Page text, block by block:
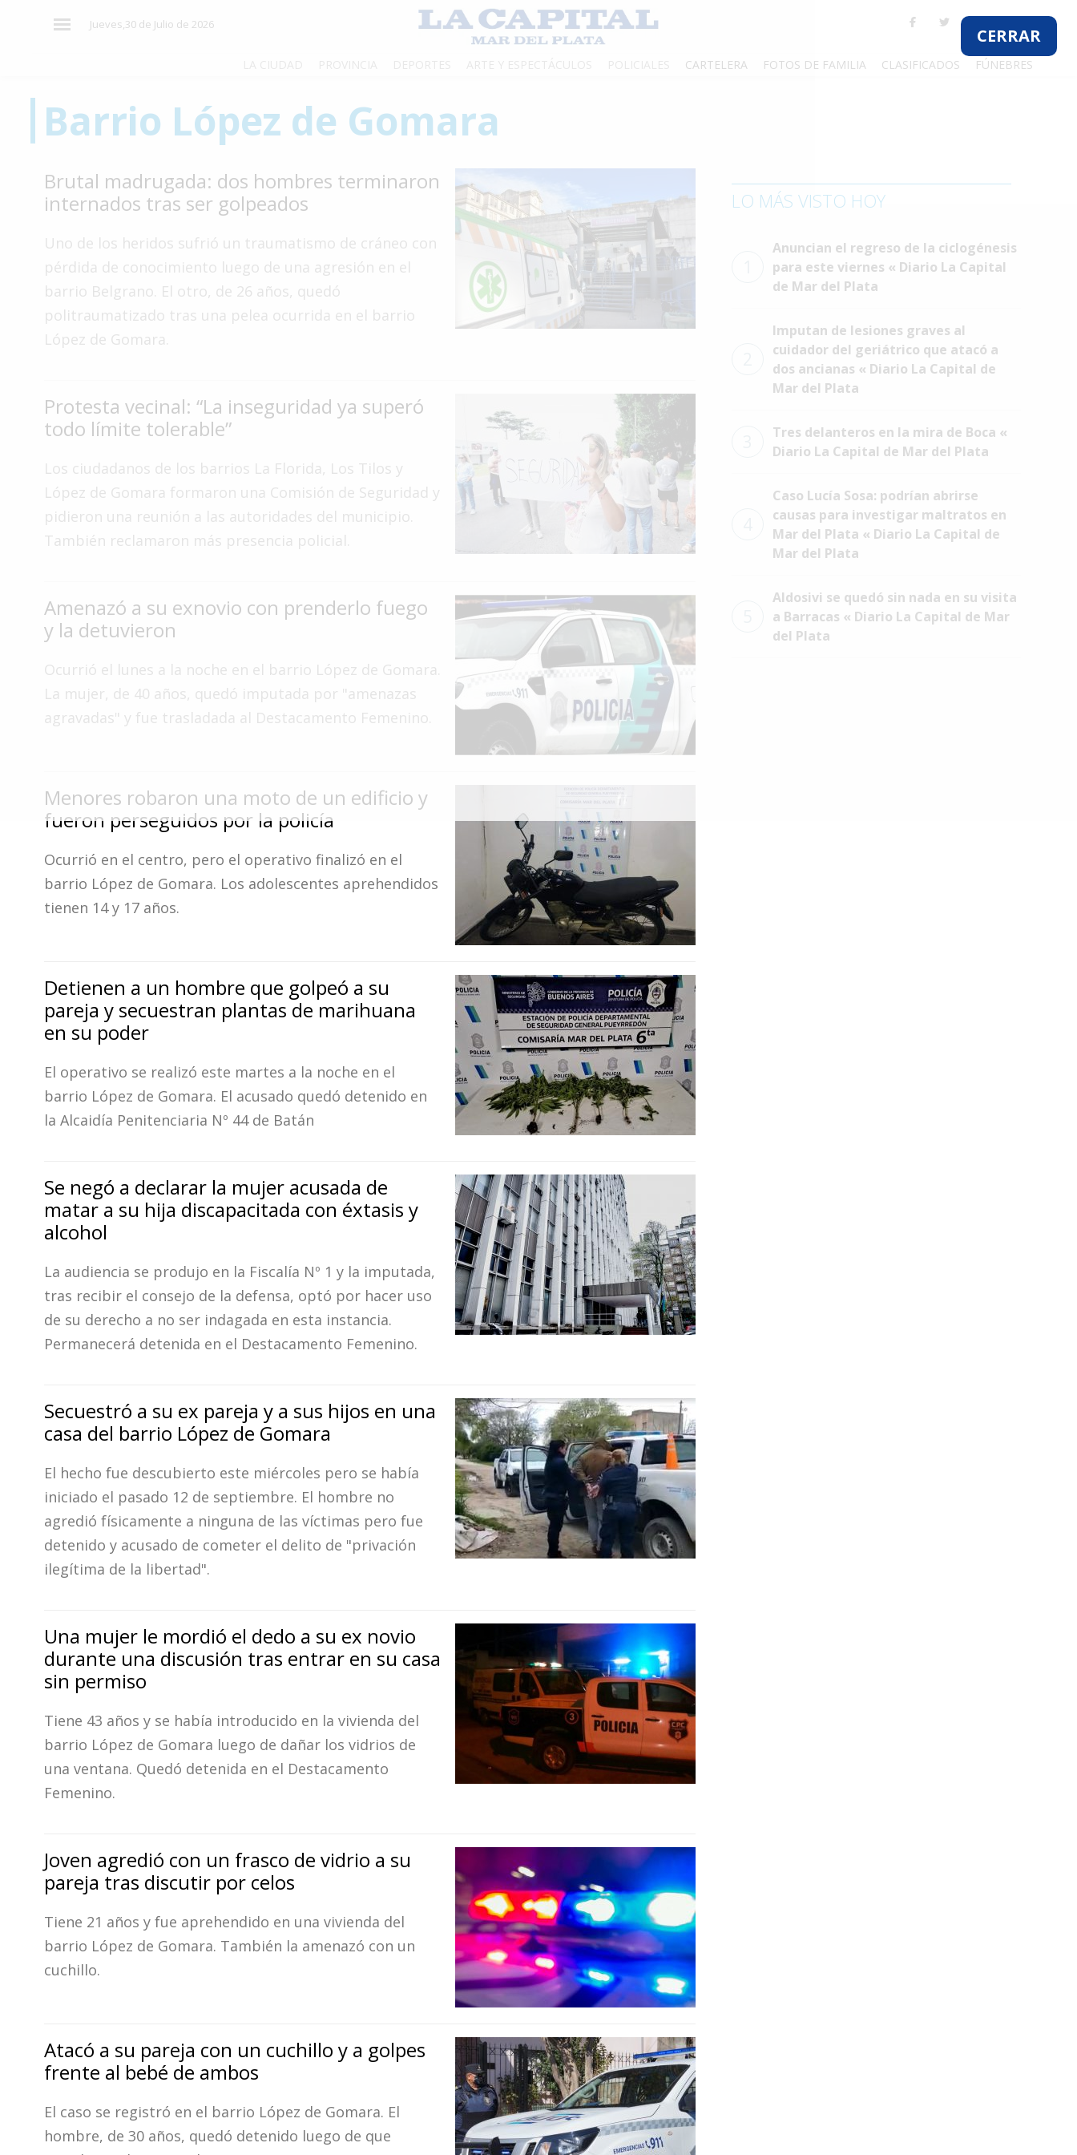
CERRAR
Jueves,30 de Julio de 2026
CARTELERA FOTOS DE FAMILIA CLASIFICADOS FÚNEBRES
País
Mundo
Cultura
Tecnología
Gastronomía
General
Deportes
Espectáculos
Cartelera
Fotos
Familia
Clasificados
Fúnebres
Barrio López de Gomara
Brutal madrugada: dos hombres terminaron
internados tras ser golpeados
Uno de los heridos sufrió un traumatismo de cráneo con
pérdida de conocimiento luego de una agresión en el
barrio Belgrano. El otro, de 26 años, quedó
politraumatizado tras una pelea ocurrida en el barrio
López de Gomara.
Protesta vecinal: “La inseguridad ya superó
todo límite tolerable”
Los ciudadanos de los barrios La Florida, Los Tilos y
López de Gomara formaron una Comisión de Seguridad y
pidieron una reunión a las autoridades del municipio.
También reclamaron más presencia policial.
Amenazó a su exnovio con prenderlo fuego
y la detuvieron
Ocurrió el lunes a la noche en el barrio López de Gomara.
La mujer, de 40 años, quedó imputada por "amenazas
agravadas" y fue trasladada al Destacamento Femenino.
Menores robaron una moto de un edificio y
fueron perseguidos por la policía
Ocurrió en el centro, pero el operativo finalizó en el
barrio López de Gomara. Los adolescentes aprehendidos
tienen 14 y 17 años.
Detienen a un hombre que golpeó a su
pareja y secuestran plantas de marihuana
en su poder
El operativo se realizó este martes a la noche en el
barrio López de Gomara. El acusado quedó detenido en
la Alcaidía Penitenciaria Nº 44 de Batán
Se negó a declarar la mujer acusada de
matar a su hija discapacitada con éxtasis y
alcohol
La audiencia se produjo en la Fiscalía Nº 1 y la imputada,
tras recibir el consejo de la defensa, optó por hacer uso
de su derecho a no ser indagada en esta instancia.
Permanecerá detenida en el Destacamento Femenino.
Secuestró a su ex pareja y a sus hijos en una
casa del barrio López de Gomara
El hecho fue descubierto este miércoles pero se había
iniciado el pasado 12 de septiembre. El hombre no
agredió físicamente a ninguna de las víctimas pero fue
detenido y acusado de cometer el delito de "privación
ilegítima de la libertad".
Una mujer le mordió el dedo a su ex novio
durante una discusión tras entrar en su casa
sin permiso
Tiene 43 años y se había introducido en la vivienda del
barrio López de Gomara luego de dañar los vidrios de
una ventana. Quedó detenida en el Destacamento
Femenino.
Joven agredió con un frasco de vidrio a su
pareja tras discutir por celos
Tiene 21 años y fue aprehendido en una vivienda del
barrio López de Gomara. También la amenazó con un
cuchillo.
Atacó a su pareja con un cuchillo y a golpes
frente al bebé de ambos
El caso se registró en el barrio López de Gomara. El
hombre, de 30 años, quedó detenido luego de que
LO MÁS VISTO HOY
Anuncian el regreso de la ciclogénesis
para este viernes « Diario La Capital
de Mar del Plata
Imputan de lesiones graves al
cuidador del geriátrico que atacó a
dos ancianas « Diario La Capital de
Mar del Plata
Tres delanteros en la mira de Boca «
Diario La Capital de Mar del Plata
Caso Lucía Sosa: podrían abrirse
causas para investigar maltratos en
Mar del Plata « Diario La Capital de
Mar del Plata
Aldosivi se quedó sin nada en su visita
a Barracas « Diario La Capital de Mar
del Plata